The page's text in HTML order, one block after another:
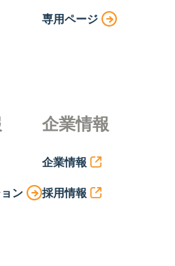
ン
専用ページ
企業情報
企業情報
採用情報